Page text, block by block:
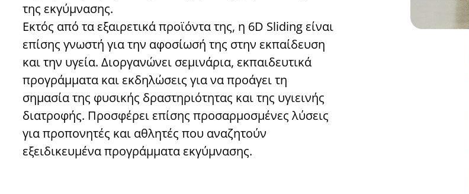
της εκγύμνασης.
Εκτός από τα εξαιρετικά προϊόντα της, η 6D Sliding είναι
επίσης γνωστή για την αφοσίωσή της στην εκπαίδευση
και την υγεία. Διοργανώνει σεμινάρια, εκπαιδευτικά
προγράμματα και εκδηλώσεις για να προάγει τη
σημασία της φυσικής δραστηριότητας και της υγιεινής
διατροφής. Προσφέρει επίσης προσαρμοσμένες λύσεις
για προπονητές και αθλητές που αναζητούν
εξειδικευμένα προγράμματα εκγύμνασης.